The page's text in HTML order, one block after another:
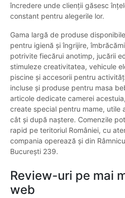
încredere unde clienții găsesc
constant pentru alegerile lor.
Gama largă de produse
pentru igienă și îngrijire,
potrivite fiecărui anotimp, jucării
stimuleze creativitatea, vehicule
piscine și accesorii pentru
incluse și produse pentru masa
articole dedicate camerei
create special pentru mame, utile
cât și după naștere. Comenzile
rapid pe teritoriul României, cu
compania operează și din
București 239.
Review-uri pe mai
web